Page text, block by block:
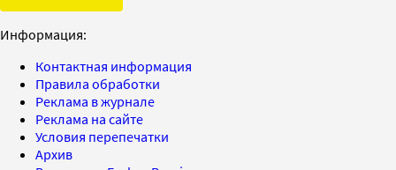
Информация:
Контактная информация
Правила обработки
Реклама в журнале
Реклама на сайте
Условия перепечатки
Архив